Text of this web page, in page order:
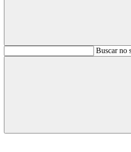
BuscarBuscar no
Buscar